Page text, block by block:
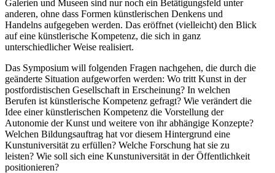
Galerien und Museen sind nur noch ein Betätigungsfeld unter
anderen, ohne dass Formen künstlerischen Denkens und
Handelns aufgegeben werden. Das eröffnet (vielleicht) den Blick
auf eine künstlerische Kompetenz, die sich in ganz
unterschiedlicher Weise realisiert.
Das Symposium will folgenden Fragen nachgehen, die durch die
geänderte Situation aufgeworfen werden: Wo tritt Kunst in der
postfordistischen Gesellschaft in Erscheinung? In welchen
Berufen ist künstlerische Kompetenz gefragt? Wie verändert die
Idee einer künstlerischen Kompetenz die Vorstellung der
Autonomie der Kunst und weitere von ihr abhängige Konzepte?
Welchen Bildungsauftrag hat vor diesem Hintergrund eine
Kunstuniversität zu erfüllen? Welche Forschung hat sie zu
leisten? Wie soll sich eine Kunstuniversität in der Öffentlichkeit
positionieren?